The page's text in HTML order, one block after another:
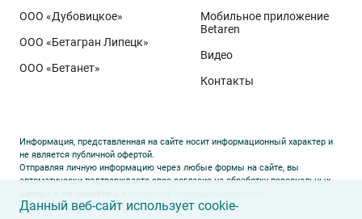
Агрохим». Ей принадлежит рекорд
полученный в Орловской области в 2025 году.
Ермоловка максимально отзывчива на приёмы
интенсификации. Внесена в Государственный реестр
массивный поникающий колос и высокая
озернённость – до50–80
30у традиционных сортов. Именно такая
архитектура растения позволяет эффективно
ООО «Дубовицкое»
ООО «Бетагран Липецк»
ООО «Бетанет»
Мобильное приложение
Betaren
Видео
Контакты
Информация, представленная на сайте носит информационный характер и
не является публичной офертой.
Отправляя личную информацию через любые формы на сайте, вы
автоматически подтверждаете свое согласие на обработку персональных
Данный веб-сайт использует cookie-